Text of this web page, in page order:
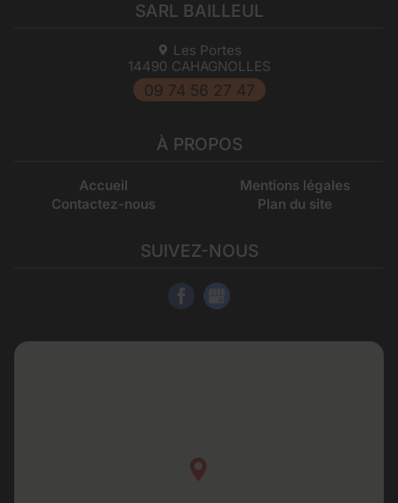
SARL BAILLEUL
Les Portes
14490 CAHAGNOLLES
09 74 56 27 47
À PROPOS
Accueil
Contactez-nous
Mentions légales
Plan du site
SUIVEZ-NOUS